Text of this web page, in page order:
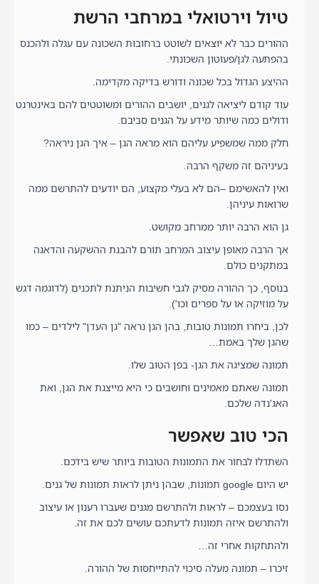
טיול וירטואלי במרחבי הרשת
ההורים כבר לא יוצאים לשוטט ברחובות השכונה עם עגלה ולהכנס
בהפתעה לגן/פעוטון השכונתי.
ההיצע הגדול בכל שכונה ודורש בדיקה מקדימה.
עוד קודם ליציאה לגנים, יושבים ההורים ומשוטטים להם באינטרנט
ודולים כמה שיותר מידע על הגנים סביבם.
חלק ממה שמשפיע עליהם הוא מראה הגן – איך הגן ניראה?
בעיניהם זה משקף הרבה.
ואין להאשימם –הם לא בעלי מקצוע, הם יודעים להתרשם ממה
שרואות עיניהן.
גן הוא הרבה יותר ממרחב מקושט.
אך הרבה מאופן עיצוב המרחב תורם להבנת ההשקעה והדאגה
במתקנים כולם.
בנוסף, כך ההורה מסיק לגבי חשיבות הניתנת לתכנים (לדוגמה דגש
על מוזיקה או על ספרים וכו').
לכן, ביחרו תמונות טובות, בהן הגן נראה "גן העדן" לילדים – כמו
שהגן שלך באמת…
תמונה שמציגה את הגן- בפן הטוב שלו.
תמונה שאתם מאמינים וחושבים כי היא מייצגת את הגן, ואת
האג'נדה שלכם.
הכי טוב שאפשר
השתדלו לבחור את התמונות הטובות ביותר שיש בידכם.
יש היום google תמונות, שבהן ניתן לראות תמונות של גנים.
נסו בעצמכם – לראות ולהתרשם מגנים שעברו רענון או עיצוב
ולהתרשם איזה תמונות לדעתכם עושים לכם את זה.
ולהתחקות אחרי זה…
זיכרו – תמונה מעלה סיכוי להתייחסות של ההורה.